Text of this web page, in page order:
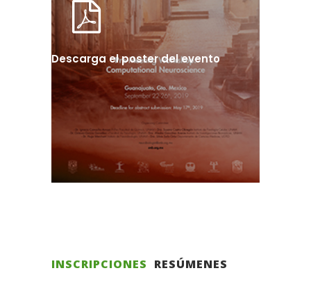
Descarga el poster del evento
INSCRIPCIONES RESÚMENES